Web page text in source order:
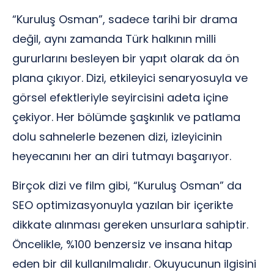
“Kuruluş Osman”, sadece tarihi bir drama
değil, aynı zamanda Türk halkının milli
gururlarını besleyen bir yapıt olarak da ön
plana çıkıyor. Dizi, etkileyici senaryosuyla ve
görsel efektleriyle seyircisini adeta içine
çekiyor. Her bölümde şaşkınlık ve patlama
dolu sahnelerle bezenen dizi, izleyicinin
heyecanını her an diri tutmayı başarıyor.
Birçok dizi ve film gibi, “Kuruluş Osman” da
SEO optimizasyonuyla yazılan bir içerikte
dikkate alınması gereken unsurlara sahiptir.
Öncelikle, %100 benzersiz ve insana hitap
eden bir dil kullanılmalıdır. Okuyucunun ilgisini